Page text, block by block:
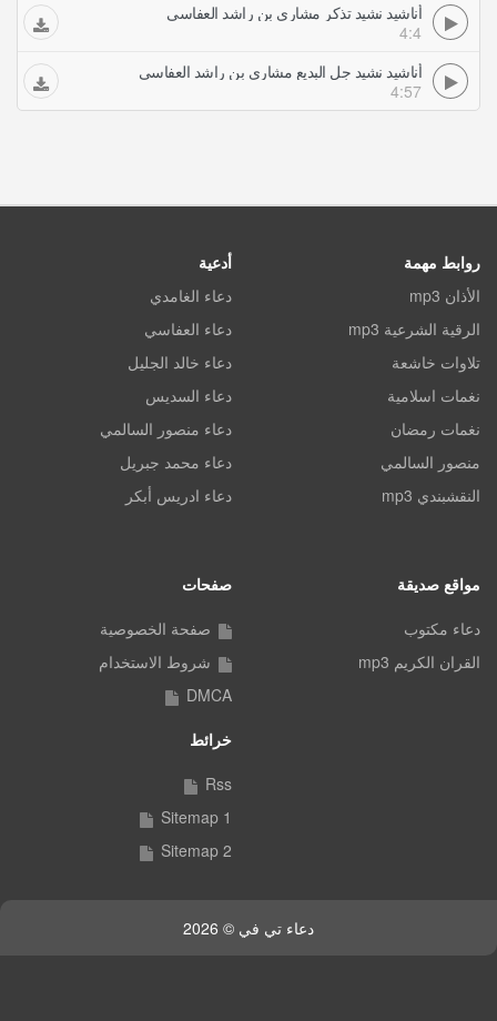
أناشيد نشيد تذكر مشاري بن راشد العفاسي
4:4
أناشيد نشيد جل البديع مشاري بن راشد العفاسي
4:57
روابط مهمة
الأذان mp3
الرقية الشرعية mp3
تلاوات خاشعة
نغمات اسلامية
نغمات رمضان
منصور السالمي
النقشبندي mp3
أدعية
دعاء الغامدي
دعاء العفاسي
دعاء خالد الجليل
دعاء السديس
دعاء منصور السالمي
دعاء محمد جبريل
دعاء ادريس أبكر
مواقع صديقة
دعاء مكتوب
القران الكريم mp3
صفحات
صفحة الخصوصية
شروط الاستخدام
DMCA
خرائط
Rss
Sitemap 1
Sitemap 2
دعاء تي في © 2026